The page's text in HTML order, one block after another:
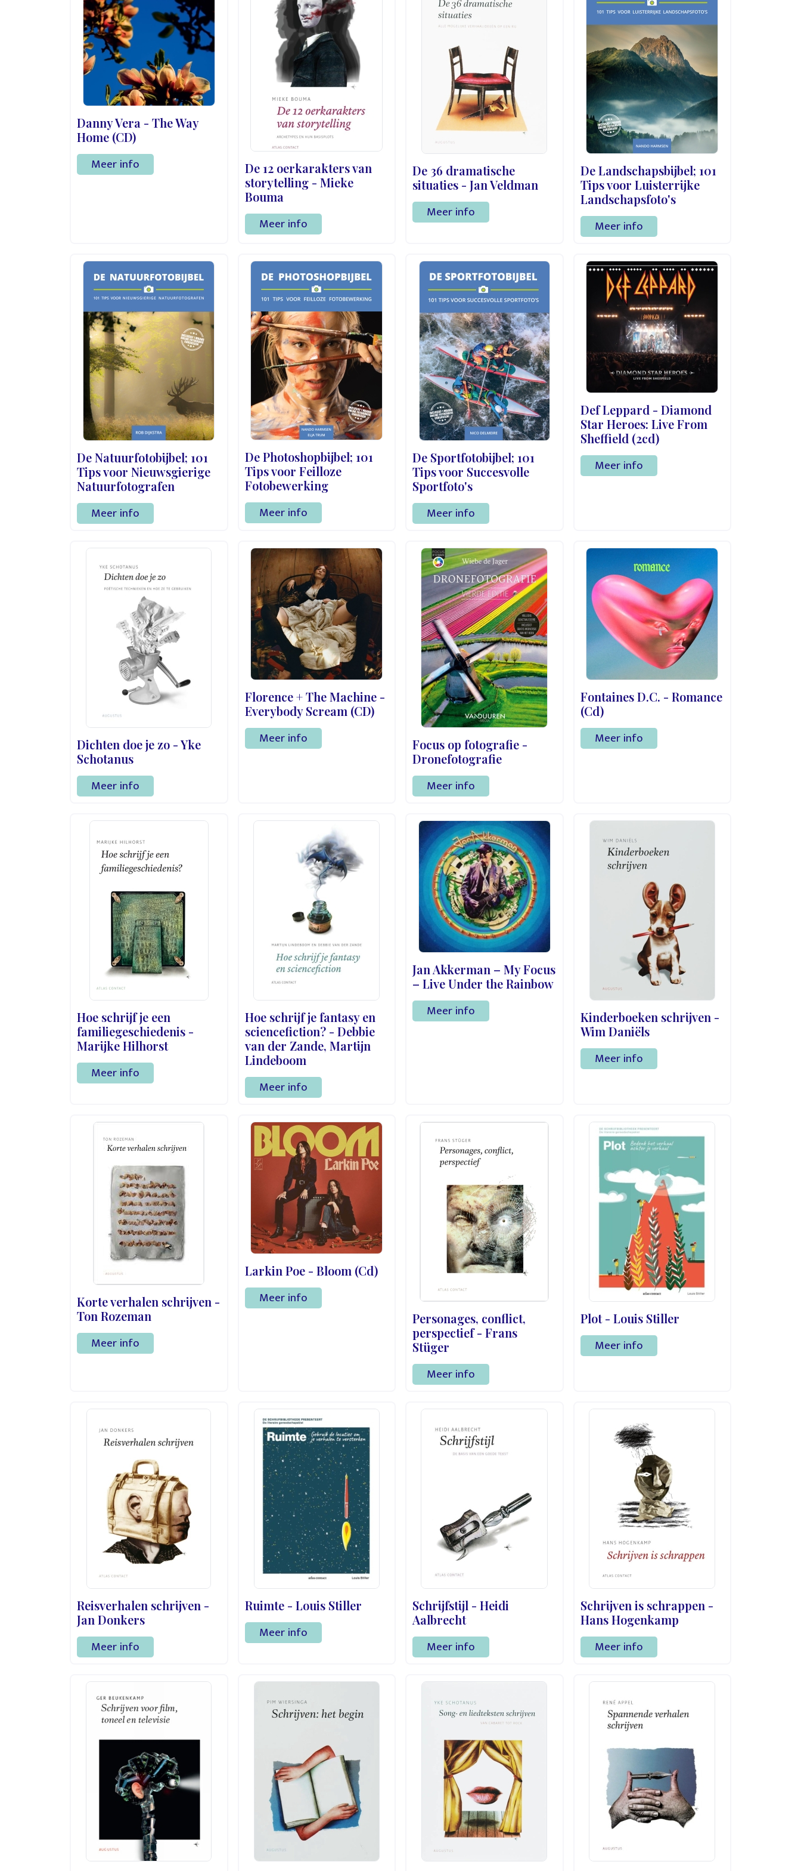
Danny Vera - The Way
Home (CD)
Meer info
De 12 oerkarakters van
storytelling - Mieke
Bouma
Meer info
De 36 dramatische
situaties - Jan Veldman
Meer info
De Landschapsbijbel; 101
Tips voor Luisterrijke
Landschapsfoto's
Meer info
De Natuurfotobijbel; 101
Tips voor Nieuwsgierige
Natuurfotografen
Meer info
De Photoshopbijbel; 101
Tips voor Feilloze
Fotobewerking
Meer info
De Sportfotobijbel; 101
Tips voor Succesvolle
Sportfoto's
Meer info
Def Leppard - Diamond
Star Heroes: Live From
Sheffield (2cd)
Meer info
Dichten doe je zo - Yke
Schotanus
Meer info
Florence + The Machine -
Everybody Scream (CD)
Meer info
Focus op fotografie -
Dronefotografie
Meer info
Fontaines D.C. - Romance
(Cd)
Meer info
Hoe schrijf je een
familiegeschiedenis -
Marijke Hilhorst
Meer info
Hoe schrijf je fantasy en
sciencefiction? - Debbie
van der Zande, Martijn
Lindeboom
Meer info
Jan Akkerman – My Focus
– Live Under the Rainbow
Meer info
Kinderboeken schrijven -
Wim Daniëls
Meer info
Korte verhalen schrijven -
Ton Rozeman
Meer info
Larkin Poe - Bloom (Cd)
Meer info
Personages, conflict,
perspectief - Frans
Stüger
Meer info
Plot - Louis Stiller
Meer info
Reisverhalen schrijven -
Jan Donkers
Meer info
Ruimte - Louis Stiller
Meer info
Schrijfstijl - Heidi
Aalbrecht
Meer info
Schrijven is schrappen -
Hans Hogenkamp
Meer info